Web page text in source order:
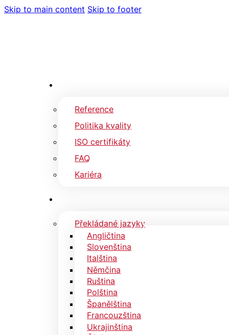
Skip to main content Skip to footer
Reference
Politika kvality
ISO certifikáty
FAQ
Kariéra
Překládané jazyky
Angličtina
Slovenština
Italština
Němčina
Ruština
Polština
Španělština
Francouzština
Ukrajinština